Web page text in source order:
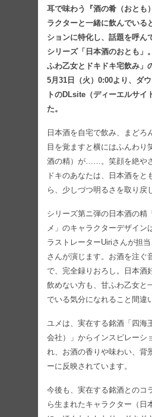
耳で味わう『酒の肴（おとも
ラクターと一緒に飲んでいる
ションに特化し、話題を呼ん
シリーズ「日本酒のおとも」
ふわ乙女とドキドキ宅飲み」
5月31日（火）0:00より、ダ
トのDLsite（ディーエルサイ
た。
日本酒を自宅で飲み、まどろ
目を覚ますと横にはふんわり
酒の精）が……。笑顔を絶や
ドキのあなたは、日本酒をと
ら、少しづつ明るさを取り戻
シリーズ第ニ弾の日本酒の精
メ」のキャラクターデザイン
ラストレーターUiriさんが担
さんが演じます。お酒を注ぐ
で、完全録りおろし。日本酒
飲めない方も、甘ふわ乙女と
でいる気分になれること間違
ユメは、実在する銘酒「四海
会社）」からインスピレーシ
れ、お酒の香りや味わい、背
ーに反映されています。
今後も、実在する銘酒とのコ
ら生まれたキャラクター（日